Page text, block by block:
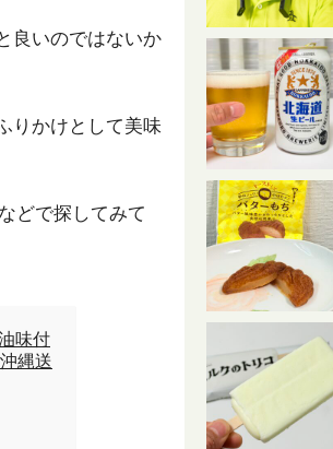
良いのではないか
りかけとして美味
どで探してみて
味付
縄送